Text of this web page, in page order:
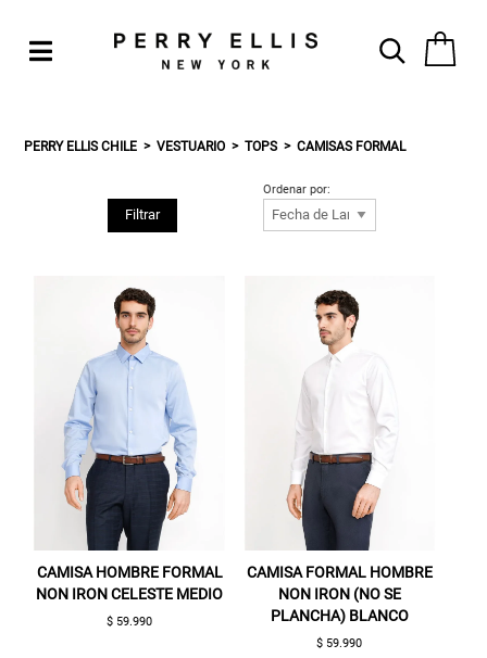
PERRY ELLIS CHILE VESTUARIO TOPS CAMISAS FORMAL
Filtrar
Ordenar por:
CAMISA HOMBRE FORMAL
NON IRON CELESTE MEDIO
$ 59.990
CAMISA FORMAL HOMBRE
NON IRON (NO SE
PLANCHA) BLANCO
$ 59.990